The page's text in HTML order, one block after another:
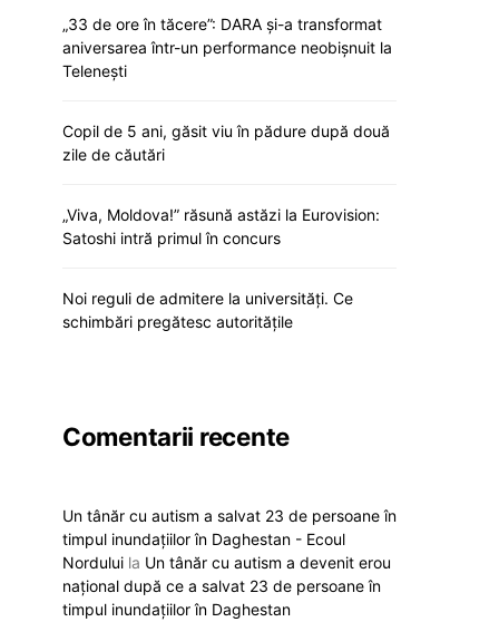
„33 de ore în tăcere”: DARA și-a transformat
aniversarea într-un performance neobișnuit la
Telenești
Copil de 5 ani, găsit viu în pădure după două
zile de căutări
„Viva, Moldova!” răsună astăzi la Eurovision:
Satoshi intră primul în concurs
Noi reguli de admitere la universități. Ce
schimbări pregătesc autoritățile
Comentarii recente
Un tânăr cu autism a salvat 23 de persoane în
timpul inundațiilor în Daghestan - Ecoul
Nordului la Un tânăr cu autism a devenit erou
național după ce a salvat 23 de persoane în
timpul inundațiilor în Daghestan